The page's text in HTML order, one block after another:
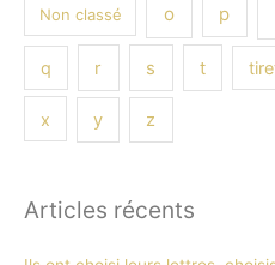
Non classé o p
q r s t
x y z
Articles récents